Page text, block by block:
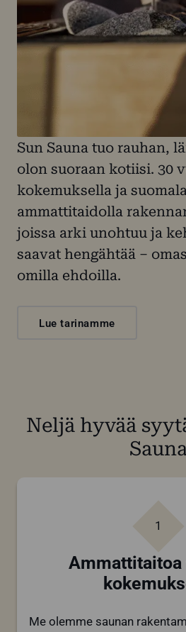
Sun Sauna tuo rauhan,
olon suoraan kotiisi. 30
kokemuksella ja
ammattitaidolla
joissa arki unohtuu ja
saavat hengähtää –
omilla ehdoilla.
Lue tarinamme
Neljä hyvää
1
Ammattitaitoa
Me olemme saunan